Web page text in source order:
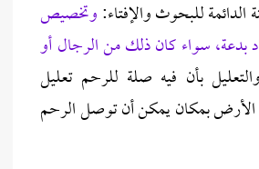
للبحوث والإفتاء:وتخصيص
بدعة، سواء كان ذلك من الرجال أو
بأن فيه صلة للرحم تعليل
بمكان يمكن أن توصل الرحم